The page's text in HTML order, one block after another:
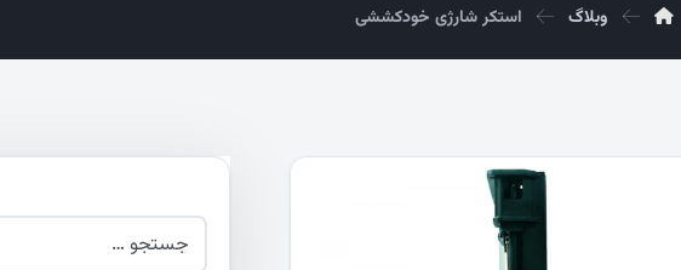
وبلاگ استکر شارژی خودکششی